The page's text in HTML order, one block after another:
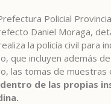
Policial
Daniel Moraga,
la policía civil para
que incluyen además
las tomas de muestras
dentro de las propias